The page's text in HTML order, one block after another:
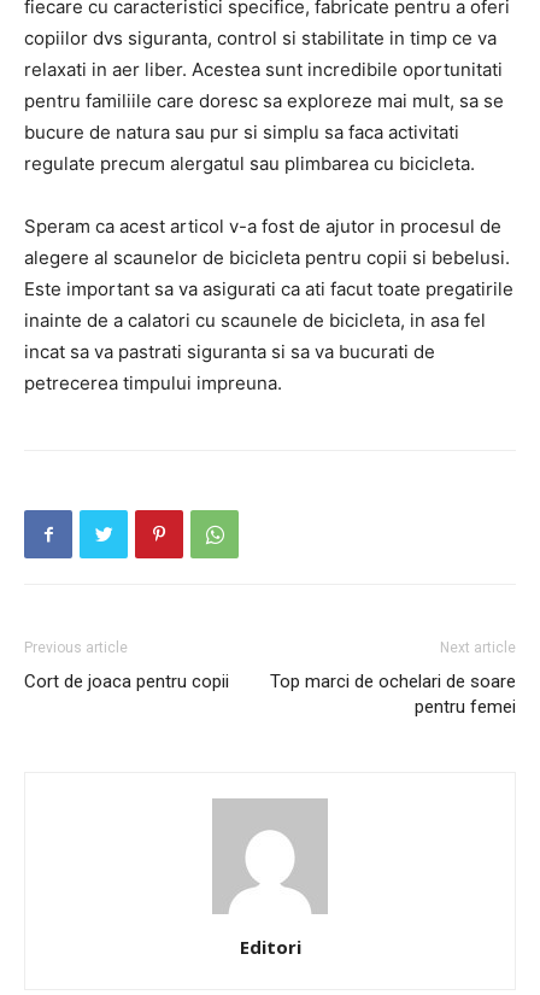
fiecare cu caracteristici specifice, fabricate pentru a oferi
copiilor dvs siguranta, control si stabilitate in timp ce va
relaxati in aer liber. Acestea sunt incredibile oportunitati
pentru familiile care doresc sa exploreze mai mult, sa se
bucure de natura sau pur si simplu sa faca activitati
regulate precum alergatul sau plimbarea cu bicicleta.
Speram ca acest articol v-a fost de ajutor in procesul de
alegere al scaunelor de bicicleta pentru copii si bebelusi.
Este important sa va asigurati ca ati facut toate pregatirile
inainte de a calatori cu scaunele de bicicleta, in asa fel
incat sa va pastrati siguranta si sa va bucurati de
petrecerea timpului impreuna.
Previous article
Cort de joaca pentru copii
Next article
Top marci de ochelari de soare
pentru femei
Editori